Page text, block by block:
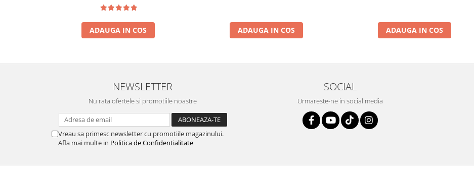
ADAUGA IN COS ADAUGA IN COS ADAUGA IN COS
NEWSLETTER
Nu rata ofertele si promotiile noastre
Vreau sa primesc newsletter cu promotiile magazinului.
Afla mai multe in Politica de Confidentialitate
SOCIAL
Urmareste-ne in social media